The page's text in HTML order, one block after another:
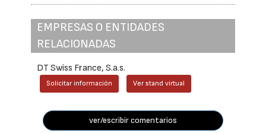
EMPRESAS O ENTIDADES
RELACIONADAS
DT Swiss France, S.a.s.
Solicitar información Ver stand virtual
ver/escribir comentarios